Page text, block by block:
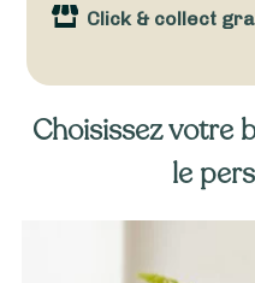
Click & collect
Choisissez votre
le